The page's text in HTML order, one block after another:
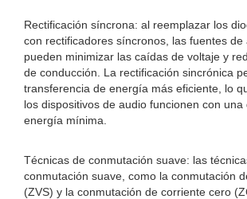
Rectificación síncrona: al reemplazar los
con rectificadores síncronos, las fuentes de
pueden minimizar las caídas de voltaje y
de conducción. La rectificación sincrónica
transferencia de energía más eficiente, lo
los dispositivos de audio funcionen con una
energía mínima.
Técnicas de conmutación suave: las
conmutación suave, como la conmutación
(ZVS) y la conmutación de corriente cero